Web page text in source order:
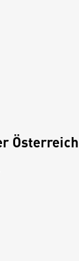
Österreich